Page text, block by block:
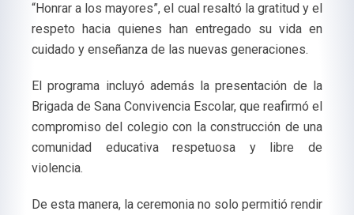
“Honrar a los mayores”, el cual resaltó la gratitud y el
respeto hacia quienes han entregado su vida en
cuidado y enseñanza de las nuevas generaciones.
El programa incluyó además la presentación de la
Brigada de Sana Convivencia Escolar, que reafirmó el
compromiso del colegio con la construcción de una
comunidad educativa respetuosa y libre de
violencia.
De esta manera, la ceremonia no solo permitió rendir